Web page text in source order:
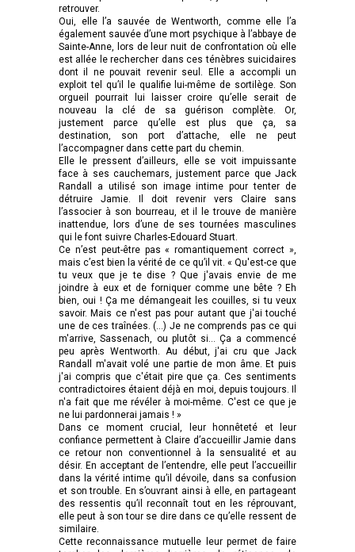
retrouver.
Oui, elle l’a sauvée de Wentworth, comme elle l’a
également sauvée d’une mort psychique à l’abbaye de
Sainte-Anne, lors de leur nuit de confrontation où elle
est allée le rechercher dans ces ténèbres suicidaires
dont il ne pouvait revenir seul. Elle a accompli un
exploit tel qu’il le qualifie lui-même de sortilège. Son
orgueil pourrait lui laisser croire qu’elle serait de
nouveau la clé de sa guérison complète. Or,
justement parce qu’elle est plus que ça, sa
destination, son port d’attache, elle ne peut
l’accompagner dans cette part du chemin.
Elle le pressent d’ailleurs, elle se voit impuissante
face à ses cauchemars, justement parce que Jack
Randall a utilisé son image intime pour tenter de
détruire Jamie. Il doit revenir vers Claire sans
l’associer à son bourreau, et il le trouve de manière
inattendue, lors d’une de ses tournées masculines
qui le font suivre Charles-Edouard Stuart.
Ce n’est peut-être pas « romantiquement correct »,
mais c’est bien la vérité de ce qu’il vit. « Qu'est-ce que
tu veux que je te dise ? Que j'avais envie de me
joindre à eux et de forniquer comme une bête ? Eh
bien, oui ! Ça me démangeait les couilles, si tu veux
savoir. Mais ce n'est pas pour autant que j'ai touché
une de ces traînées. (…) Je ne comprends pas ce qui
m'arrive, Sassenach, ou plutôt si... Ça a commencé
peu après Wentworth. Au début, j'ai cru que Jack
Randall m'avait volé une partie de mon âme. Et puis
j'ai compris que c'était pire que ça. Ces sentiments
contradictoires étaient déjà en moi, depuis toujours. Il
n'a fait que me révéler à moi-même. C'est ce que je
ne lui pardonnerai jamais ! »
Dans ce moment crucial, leur honnêteté et leur
confiance permettent à Claire d’accueillir Jamie dans
ce retour non conventionnel à la sensualité et au
désir. En acceptant de l’entendre, elle peut l’accueillir
dans la vérité intime qu’il dévoile, dans sa confusion
et son trouble. En s’ouvrant ainsi à elle, en partageant
des ressentis qu’il reconnaît tout en les réprouvant,
elle peut à son tour se dire dans ce qu’elle ressent de
similaire.
Cette reconnaissance mutuelle leur permet de faire